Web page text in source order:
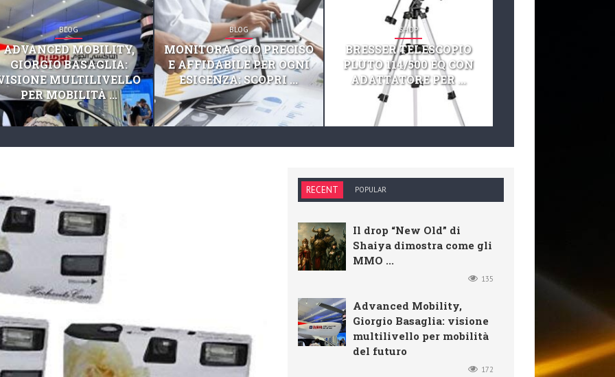
BLOG
ADVANCED MOBILITY,
GIORGIO BASAGLIA:
MULTILIVELLO
PER MOBILITÀ ...
BLOG
MONITORAGGIO PRECISO
E AFFIDABILE PER OGNI
ESIGENZA: SCOPRI ...
SHOP
BRESSER TELESCOPIO
PLUTO 114/500 EQ CON
ADATTATORE PER ...
RECENT POPULAR
Il drop “New Old” di
Shaiya dimostra come gli
MMO ...
135
Advanced Mobility,
Giorgio Basaglia: visione
multilivello per mobilità
del futuro
172